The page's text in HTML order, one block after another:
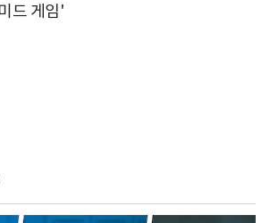
드 게임'